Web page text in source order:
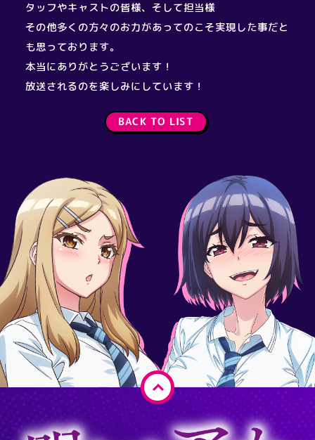
タッフやキャストの皆様、そして担当様
その他多くの方々のお力があってのこそ実現した事だと
も思っております。
本当にありがとうございます！
放送されるのを楽しみにしています！
BACK TO LIST
ペ
ー
ジ